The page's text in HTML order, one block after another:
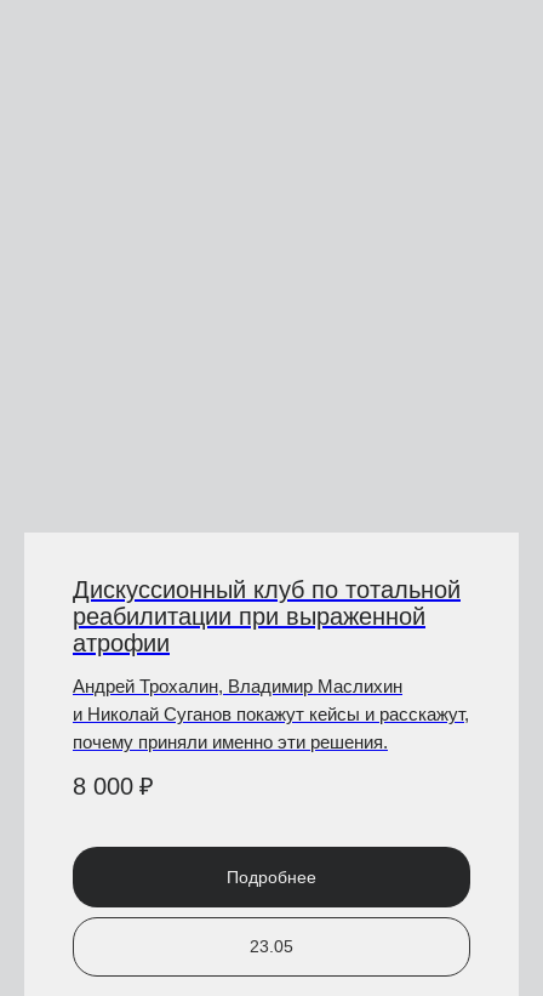
Дискуссионный клуб по тотальной
реабилитации при выраженной
атрофии
Андрей Трохалин, Владимир Маслихин
и Николай Суганов покажут кейсы и расскажут,
почему приняли именно эти решения.
8 000 ₽
Подробнее
23.05